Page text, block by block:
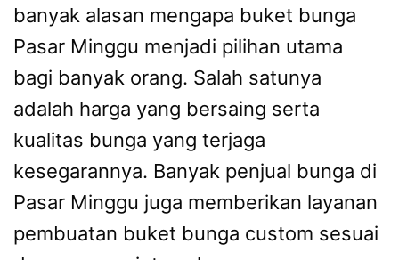
banyak alasan mengapa buket bunga
Pasar Minggu menjadi pilihan utama
bagi banyak orang. Salah satunya
adalah harga yang bersaing serta
kualitas bunga yang terjaga
kesegarannya. Banyak penjual bunga di
Pasar Minggu juga memberikan layanan
pembuatan buket bunga custom sesuai